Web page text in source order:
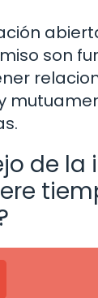
son
de la